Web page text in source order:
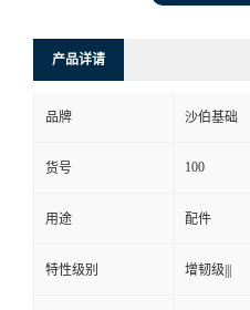
产品详请
品牌 沙伯基础
货号 100
用途 配件
特性级别 增韧级|||